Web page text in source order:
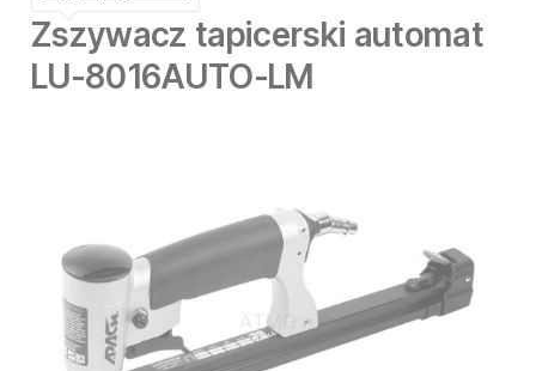
Zszywacz tapicerski automat
LU-8016AUTO-LM